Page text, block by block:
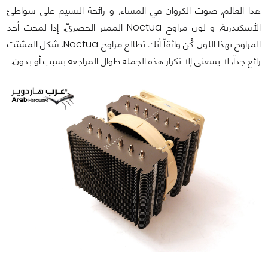
هذا العالم, صوت الكروان في المساء, و رائحة النسيم على شواطئ
الأسكندرية, و لون مراوح Noctua المميز الحصريّ. إذا لمحت أحد
المراوح بهذا اللون كُن واثقاً أنك تطالع مراوح Noctua. شكل المشتت
رائع جداً, لا يسعني إلا تكرار هذه الجملة طوال المراجعة بسبب أو بدون.